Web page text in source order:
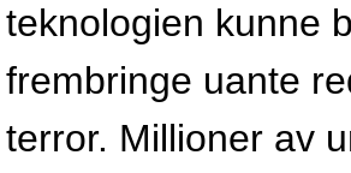
teknologien kunne
frembringe uante
terror. Millioner av